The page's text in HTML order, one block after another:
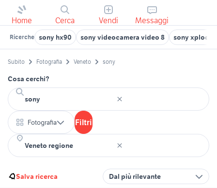
Home Cerca Vendi Messaggi
Ricerche sony hx90 sony videocamera video 8 sony xplod
Subito Fotografia Veneto sony
Cosa cerchi?
Fotografia Filtri
Salva ricerca Dal più rilevante